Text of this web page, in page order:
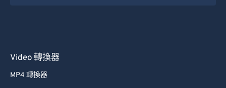
Video 轉換器
MP4 轉換器